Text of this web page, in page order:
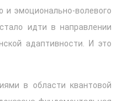
и эмоционально-волевого
идти в направлении
адаптивности. И это
в области квантовой